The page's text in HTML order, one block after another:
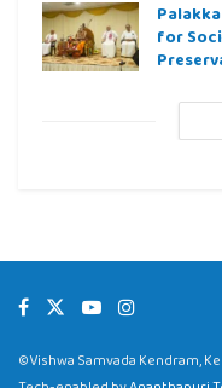
for
©Vishwa Samvada Kendram,